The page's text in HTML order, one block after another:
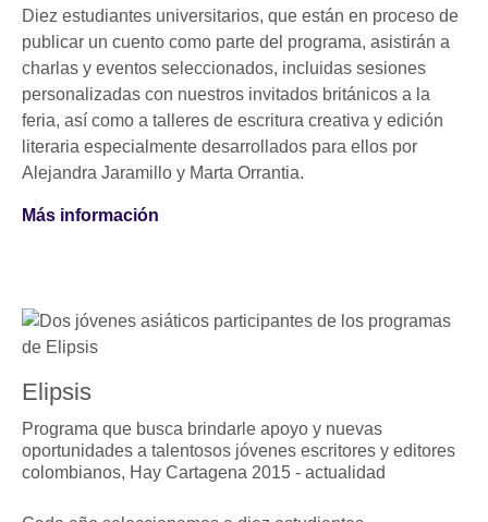
Diez estudiantes universitarios, que están en proceso de
publicar un cuento como parte del programa, asistirán a
charlas y eventos seleccionados, incluidas sesiones
personalizadas con nuestros invitados británicos a la
feria, así como a talleres de escritura creativa y edición
literaria especialmente desarrollados para ellos por
Alejandra Jaramillo y Marta Orrantia.
Más información
Elipsis
Programa que busca brindarle apoyo y nuevas
oportunidades a talentosos jóvenes escritores y editores
colombianos, Hay Cartagena 2015 - actualidad